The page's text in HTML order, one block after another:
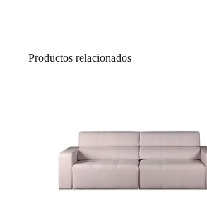
Productos relacionados